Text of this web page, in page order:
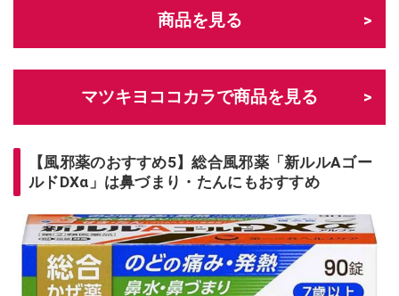
商品を見る
マツキヨココカラで商品を見る
【風邪薬のおすすめ5】総合風邪薬「新ルルAゴー
ルドDXα」は鼻づまり・たんにもおすすめ